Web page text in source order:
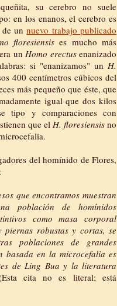
su cerebro no suele
en los enanos, el cerebro es
de unnuevo trabajo publicado
floresiensis es mucho más
unHomo erectusenanizado
si "enanizamos" un H.
400 centímetros cúbicos del
más pequeño que éste, que
igual que dos kilos
tipo y comparaciones con
que el H. floresiensis no
del homínido de Flores,
:
que encontramos muestran
población de homínidos
como masa corporal
robustas y cortas, se
poblaciones de grandes
basada en la microcefalia es
de Ling Bua y la literatura
cita no es literal; está